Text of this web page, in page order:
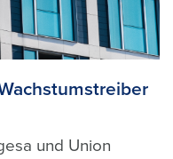
und Union